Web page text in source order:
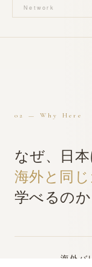
Network
02 — Why Here
なぜ、日
海外と同じ
学べるのか
海外 バ